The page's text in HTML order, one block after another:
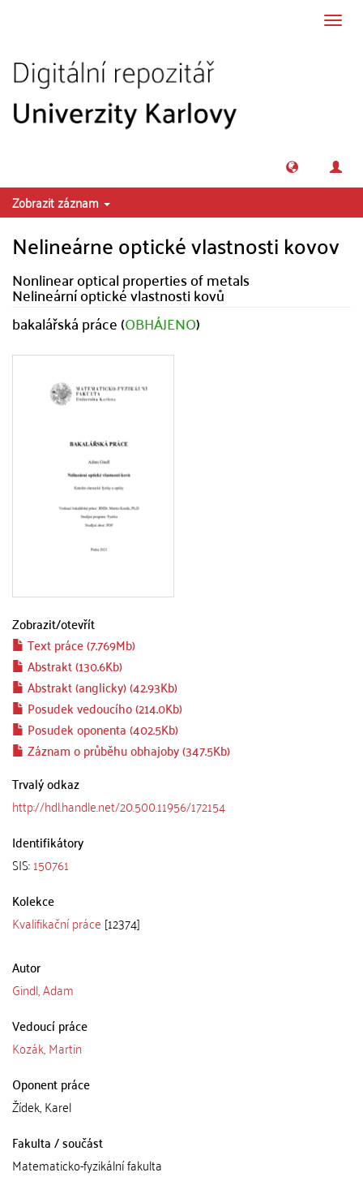
Zobrazit záznam
Nelineárne optické vlastnosti kovov
Nonlinear optical properties of metals
Nelineární optické vlastnosti kovů
bakalářská práce (OBHÁJENO)
Zobrazit/otevřít
Text práce (7.769Mb)
Abstrakt (130.6Kb)
Abstrakt (anglicky) (42.93Kb)
Posudek vedoucího (214.0Kb)
Posudek oponenta (402.5Kb)
Záznam o průběhu obhajoby (347.5Kb)
Trvalý odkaz
http://hdl.handle.net/20.500.11956/172154
Identifikátory
SIS:150761
Kolekce
Kvalifikační práce [12374]
Autor
Gindl, Adam
Vedoucí práce
Kozák, Martin
Oponent práce
Žídek, Karel
Fakulta / součást
Matematicko-fyzikální fakulta